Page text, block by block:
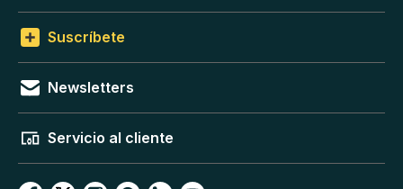
Suscríbete
Newsletters
Servicio al cliente